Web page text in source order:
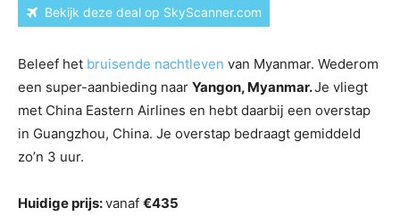
Bekijk deze deal op SkyScanner.com
Beleef het bruisende nachtleven van Myanmar. Wederom
een super-aanbieding naar Yangon, Myanmar.Je vliegt
met China Eastern Airlines en hebt daarbij een overstap
in Guangzhou, China. Je overstap bedraagt gemiddeld
zo’n 3 uur.
Huidige prijs:vanaf €435